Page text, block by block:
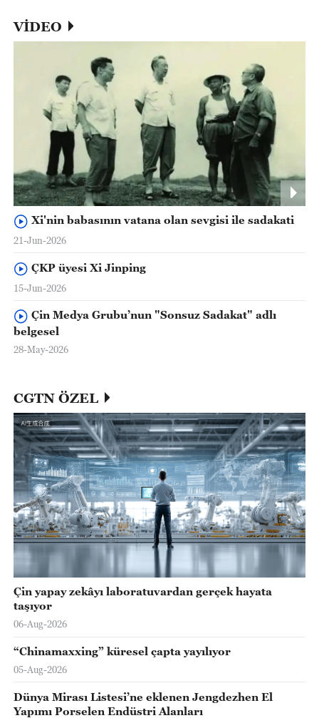
VİDEO
Xi'nin babasının vatana olan sevgisi ile sadakati
21-Jun-2026
ÇKP üyesi Xi Jinping
15-Jun-2026
Çin Medya Grubu’nun "Sonsuz Sadakat" adlı
belgesel
28-May-2026
CGTN ÖZEL
Çin yapay zekâyı laboratuvardan gerçek hayata
taşıyor
06-Aug-2026
“Chinamaxxing” küresel çapta yayılıyor
05-Aug-2026
Dünya Mirası Listesi’ne eklenen Jengdezhen El
Yapımı Porselen Endüstri Alanları